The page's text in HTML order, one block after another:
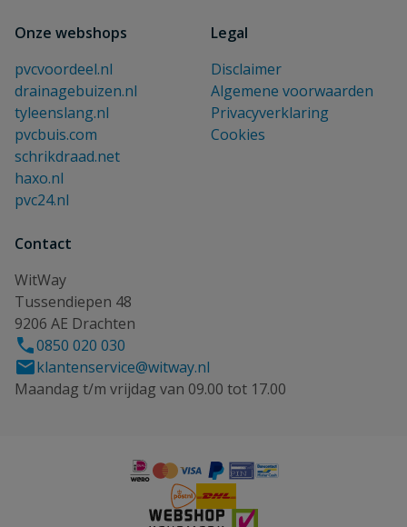
Onze webshops
pvcvoordeel.nl
drainagebuizen.nl
tyleenslang.nl
pvcbuis.com
schrikdraad.net
haxo.nl
pvc24.nl
Legal
Disclaimer
Algemene voorwaarden
Privacyverklaring
Cookies
Contact
WitWay
Tussendiepen 48
9206 AE Drachten
0850 020 030
klantenservice@witway.nl
Maandag t/m vrijdag van 09.00 tot 17.00